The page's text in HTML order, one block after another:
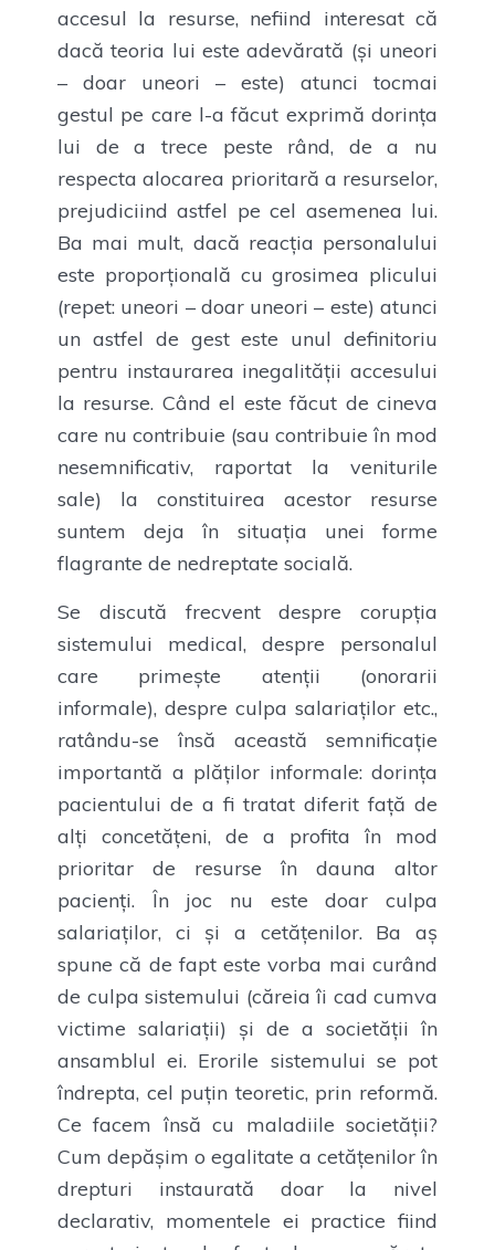
accesul la resurse, nefiind interesat că
dacă teoria lui este adevărată (și uneori
– doar uneori – este) atunci tocmai
gestul pe care l-a făcut exprimă dorința
lui de a trece peste rând, de a nu
respecta alocarea prioritară a resurselor,
prejudiciind astfel pe cel asemenea lui.
Ba mai mult, dacă reacția personalului
este proporțională cu grosimea plicului
(repet: uneori – doar uneori – este) atunci
un astfel de gest este unul definitoriu
pentru instaurarea inegalității accesului
la resurse. Când el este făcut de cineva
care nu contribuie (sau contribuie în mod
nesemnificativ, raportat la veniturile
sale) la constituirea acestor resurse
suntem deja în situația unei forme
flagrante de nedreptate socială.
Se discută frecvent despre corupția
sistemului medical, despre personalul
care primește atenții (onorarii
informale), despre culpa salariaților etc.,
ratându-se însă această semnificație
importantă a plăților informale: dorința
pacientului de a fi tratat diferit față de
alți concetățeni, de a profita în mod
prioritar de resurse în dauna altor
pacienți. În joc nu este doar culpa
salariaților, ci și a cetățenilor. Ba aș
spune că de fapt este vorba mai curând
de culpa sistemului (căreia îi cad cumva
victime salariații) și de a societății în
ansamblul ei. Erorile sistemului se pot
îndrepta, cel puțin teoretic, prin reformă.
Ce facem însă cu maladiile societății?
Cum depășim o egalitate a cetățenilor în
drepturi instaurată doar la nivel
declarativ, momentele ei practice fiind